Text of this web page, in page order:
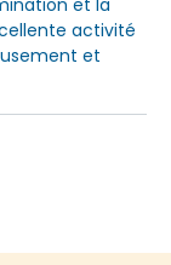
et la
activité
et